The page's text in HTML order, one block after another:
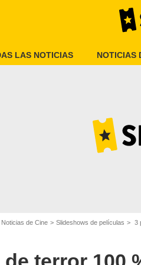
LAS NOTICIAS NOTICIAS
Noticias de Cine Slideshows de películas 3